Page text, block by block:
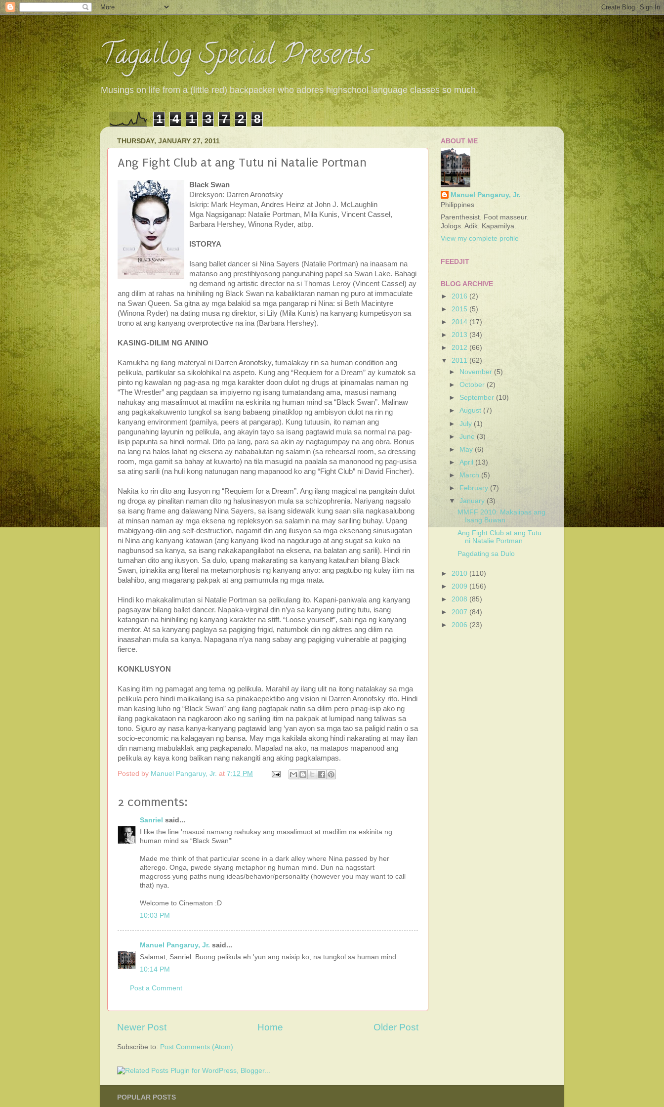
Tagailog Special Presents
Musings on life from a (little red) backpacker who adores highschool language classes so much.
1 4 1 3 7 2 8
THURSDAY, JANUARY 27, 2011
Ang Fight Club at ang Tutu ni Natalie Portman
Black Swan
Direksyon: Darren Aronofsky
Iskrip: Mark Heyman, Andres Heinz at John J. McLaughlin
Mga Nagsiganap: Natalie Portman, Mila Kunis, Vincent Cassel,
Barbara Hershey, Winona Ryder, atbp.
ISTORYA
Isang ballet dancer si Nina Sayers (Natalie Portman) na inaasam na
matanso ang prestihiyosong pangunahing papel sa Swan Lake. Bahagi
ng demand ng artistic director na si Thomas Leroy (Vincent Cassel) ay
ang dilim at rahas na hinihiling ng Black Swan na kabaliktaran naman ng puro at immaculate
na Swan Queen. Sa gitna ay mga balakid sa mga pangarap ni Nina: si Beth Macintyre
(Winona Ryder) na dating musa ng direktor, si Lily (Mila Kunis) na kanyang kumpetisyon sa
trono at ang kanyang overprotective na ina (Barbara Hershey).
KASING-DILIM NG ANINO
Kamukha ng ilang materyal ni Darren Aronofsky, tumalakay rin sa human condition ang
pelikula, partikular sa sikolohikal na aspeto. Kung ang “Requiem for a Dream” ay kumatok sa
pinto ng kawalan ng pag-asa ng mga karakter doon dulot ng drugs at ipinamalas naman ng
“The Wrestler” ang pagdaan sa impiyerno ng isang tumatandang ama, masusi namang
nahukay ang masalimuot at madilim na eskinita ng human mind sa “Black Swan”. Malinaw
ang pagkakakuwento tungkol sa isang babaeng pinatiklop ng ambisyon dulot na rin ng
kanyang environment (pamilya, peers at pangarap). Kung tutuusin, ito naman ang
pangunahing layunin ng pelikula, ang akayin tayo sa isang pagtawid mula sa normal na pag-
iisip papunta sa hindi normal. Dito pa lang, para sa akin ay nagtagumpay na ang obra. Bonus
na lang na halos lahat ng eksena ay nababalutan ng salamin (sa rehearsal room, sa dressing
room, mga gamit sa bahay at kuwarto) na tila masugid na paalala sa manonood ng pag-usisa
sa ating sarili (na huli kong natunugan nang mapanood ko ang “Fight Club” ni David Fincher).
Nakita ko rin dito ang ilusyon ng “Requiem for a Dream”. Ang ilang magical na pangitain dulot
ng droga ay pinalitan naman dito ng halusinasyon mula sa schizophrenia. Nariyang nagsalo
sa isang frame ang dalawang Nina Sayers, sa isang sidewalk kung saan sila nagkasalubong
at minsan naman ay mga eksena ng repleksyon sa salamin na may sariling buhay. Upang
mabigyang-diin ang self-destruction, nagamit din ang ilusyon sa mga eksenang sinusugatan
ni Nina ang kanyang katawan (ang kanyang likod na nagdurugo at ang sugat sa kuko na
nagbunsod sa kanya, sa isang nakakapangilabot na eksena, na balatan ang sarili). Hindi rin
tumahan dito ang ilusyon. Sa dulo, upang makarating sa kanyang katauhan bilang Black
Swan, ipinakita ang literal na metamorphosis ng kanyang anyo: ang pagtubo ng kulay itim na
balahibo, ang magarang pakpak at ang pamumula ng mga mata.
Hindi ko makakalimutan si Natalie Portman sa pelikulang ito. Kapani-paniwala ang kanyang
pagsayaw bilang ballet dancer. Napaka-virginal din n’ya sa kanyang puting tutu, isang
katangian na hinihiling ng kanyang karakter na stiff. “Loose yourself”, sabi nga ng kanyang
mentor. At sa kanyang paglaya sa pagiging frigid, natumbok din ng aktres ang dilim na
inaasahan mula sa kanya. Napagana n’ya nang sabay ang pagiging vulnerable at pagiging
fierce.
KONKLUSYON
Kasing itim ng pamagat ang tema ng pelikula. Marahil ay ilang ulit na itong natalakay sa mga
pelikula pero hindi maiikailang isa sa pinakaepektibo ang vision ni Darren Aronofsky rito. Hindi
man kasing luho ng “Black Swan” ang ilang pagtapak natin sa dilim pero pinag-isip ako ng
ilang pagkakataon na nagkaroon ako ng sariling itim na pakpak at lumipad nang taliwas sa
tono. Siguro ay nasa kanya-kanyang pagtawid lang ‘yan ayon sa mga tao sa paligid natin o sa
socio-economic na kalagayan ng bansa. May mga kakilala akong hindi nakarating at may ilan
din namang mabulaklak ang pagkapanalo. Mapalad na ako, na matapos mapanood ang
pelikula ay kaya kong balikan nang nakangiti ang aking pagkalampas.
Posted by Manuel Pangaruy, Jr. at 7:12 PM
2 comments:
Sanriel said...
I like the line 'masusi namang nahukay ang masalimuot at madilim na eskinita ng
human mind sa “Black Swan”'
Made me think of that particular scene in a dark alley where Nina passed by her
alterego. Onga, pwede siyang metaphor ng human mind. Dun na nagsstart
magcross yung paths nung ideas/behavior/personality (however you may want to call
that) nya.
Welcome to Cinematon :D
10:03 PM
Manuel Pangaruy, Jr. said...
Salamat, Sanriel. Buong pelikula eh 'yun ang naisip ko, na tungkol sa human mind.
10:14 PM
Post a Comment
Newer Post Older Post
Home
Subscribe to: Post Comments (Atom)
ABOUT ME
Manuel Pangaruy, Jr.
Philippines
Parenthesist. Foot masseur.
Jologs. Adik. Kapamilya.
View my complete profile
FEEDJIT
BLOG ARCHIVE
► 2016 (2)
► 2015 (5)
► 2014 (17)
► 2013 (34)
► 2012 (66)
▼ 2011 (62)
►
November (5)
►October (2)
► September (10)
►August (7)
►July (1)
►June (3)
►
May (6)
►April (13)
►
March (5)
►
February (7)
▼January (3)
MMFF 2010: Makalipas ang
Isang Buwan
Ang Fight Club at ang Tutu
ni Natalie Portman
Pagdating sa Dulo
► 2010 (110)
► 2009 (156)
► 2008 (85)
► 2007 (84)
► 2006 (23)
POPULAR POSTS